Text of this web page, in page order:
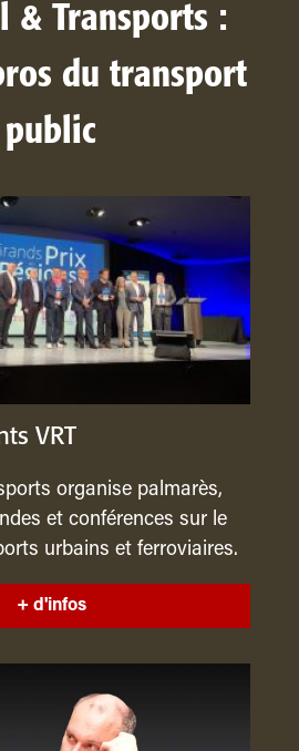
& Transports :
du transport
public
VRT
organise palmarès,
et conférences sur le
urbains et ferroviaires.
+ d'infos